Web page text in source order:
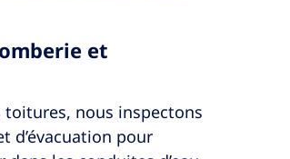
et
nous inspectons
d’évacuation pour